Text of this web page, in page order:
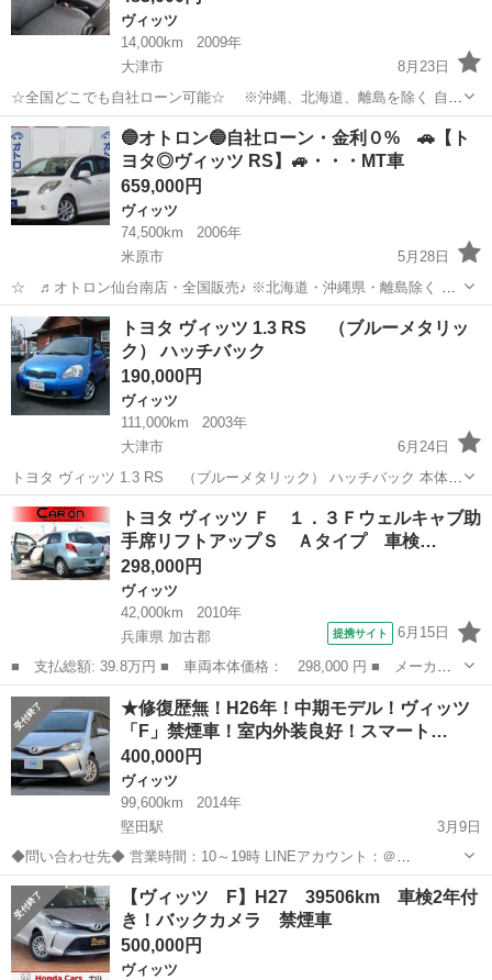
ヴィッツ
14,000km
2009年
大津市
8月23日
☆全国どこでも自社ローン可能☆ ※沖縄、北海道、離島を除く 自己
破産、債務整理の経験あり… 転職したばかり…自営業… 頭金一括の準
備は難しい… そんな不安はオトロンにお任せ(^^)/ 自社ローン専門
店！...
滋賀 大津市 ヴィッツ 走行距離
🔵オトロン🔵自社ローン・金利０% 🚗【ト
ヨタ◎ヴィッツ RS】🚙・・・MT車
659,000円
ヴィッツ
74,500km
2006年
米原市
5月28日
☆ ♬オトロン仙台南店・全国販売♪ ※北海道・沖縄県・離島除く 金
利0％!!!(^.^)/~~~ ＼今すぐ問合せよう／ ☆ヴィッツ ＲＳ☆
ここをチェック ↓↓↓↓↓↓↓↓↓...
滋賀 米原市 ヴィッツ
トヨタ ヴィッツ 1.3 RS （ブルーメタリッ
ク） ハッチバック
190,000円
ヴィッツ
111,000km
2003年
大津市
6月24日
トヨタ ヴィッツ 1.3 RS （ブルーメタリック） ハッチバック 本体価
格 190,000円 年式(初度登録年):2003(H15) 走行距離:11.1万km 修復歴:
なし リサイクル料:リ済別 車検:車検残：無...
滋賀 大津市 ヴィッツ
トヨタ ヴィッツ Ｆ １．３Ｆウェルキャブ助
手席リフトアップＳ Ａタイプ 車検…
298,000円
ヴィッツ
42,000km
2010年
兵庫県 加古郡
提携サイト 6月15日
■ 支払総額: 39.8万円 ■ 車両本体価格： 298,000 円 ■ メーカー
名： トヨタ ■ 車種名： ヴィッツ ■ グレード名： Ｆ １．３
Ｆウェルキャブ助手席リフトアップＳ Ａタイプ 車検２年付 助手
席リフト キ...
兵庫 加古郡 ヴィッツ
★修復歴無！H26年！中期モデル！ヴィッツ
「F」禁煙車！室内外装良好！スマート…
400,000円
ヴィッツ
99,600km
2014年
堅田駅
3月9日
◆問い合わせ先◆ 営業時間：10～19時 LINEアカウント：＠
304nsths（MRCモーターズ） 携帯番号：080-4563-0971 or 070-8348-
2551（つながりやすいです） 店電話番号：07...
滋賀 守山市 堅田駅 ヴィッツ
【ヴィッツ F】H27 39506km 車検2年付
き！バックカメラ 禁煙車
500,000円
ヴィッツ